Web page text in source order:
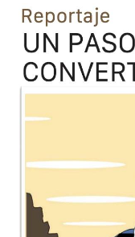
Previous